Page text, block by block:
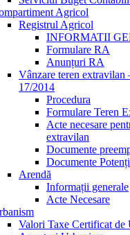
Agricol
Registrul Agricol
INFORMATII
Formulare RA
Anunțuri RA
Vânzare teren
17/2014
Procedura
Formulare Teren
Acte necesare
extravilan
Documente
Documente
Arendă
Informații generale
Acte Necesare
Valori Taxe Certificat de